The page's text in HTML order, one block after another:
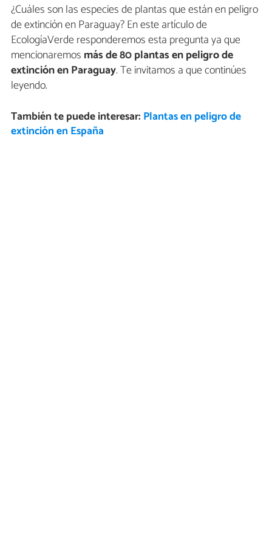
¿Cuáles son las especies de plantas que están en peligro
de extinción en Paraguay? En este artículo de
EcologíaVerde responderemos esta pregunta ya que
mencionaremos más de 80 plantas en peligro de
extinción en Paraguay. Te invitamos a que continúes
leyendo.
También te puede interesar: Plantas en peligro de
extinción en España